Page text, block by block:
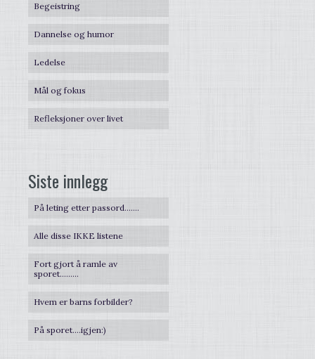
Begeistring
Dannelse og humor
Ledelse
Mål og fokus
Refleksjoner over livet
Siste innlegg
På leting etter passord…….
Alle disse IKKE listene
Fort gjort å ramle av
sporet………
Hvem er barns forbilder?
På sporet….igjen:)